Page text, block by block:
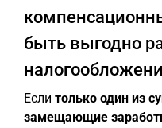
быть выгодно
Если только один из
замещающие